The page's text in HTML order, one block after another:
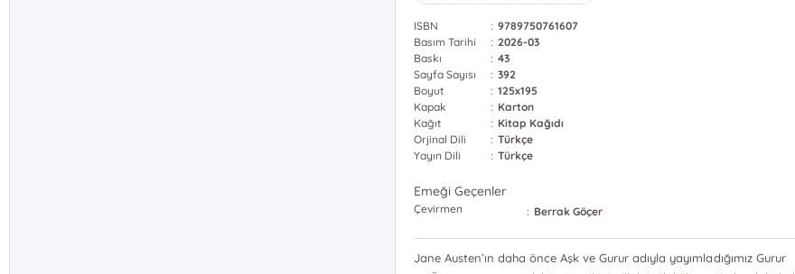
ISBN : 9789750761607
Basım Tarihi
: 2026-03
Baskı
: 43
Sayfa Sayısı
: 392
Boyut
: 125x195
Kapak
: Karton
Kağıt
: Kitap Kağıdı
Orjinal Dili
: Türkçe
Yayın Dili
: Türkçe
Emeği Geçenler
Çevirmen : Berrak Göçer
Jane Austen’ın daha önce Aşk ve Gurur adıyla yayımladığımız Gurur